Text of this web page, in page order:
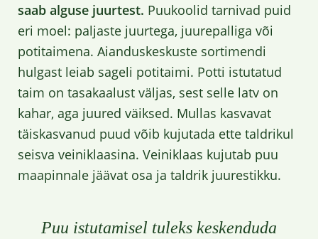
saab alguse juurtest. Puukoolid tarnivad puid
eri moel: paljaste juurtega, juurepalliga või
potitaimena. Aianduskeskuste sortimendi
hulgast leiab sageli potitaimi. Potti istutatud
taim on tasakaalust väljas, sest selle latv on
kahar, aga juured väiksed. Mullas kasvavat
täiskasvanud puud võib kujutada ette taldrikul
seisva veiniklaasina. Veiniklaas kujutab puu
maapinnale jäävat osa ja taldrik juurestikku.
Puu istutamisel tuleks keskenduda